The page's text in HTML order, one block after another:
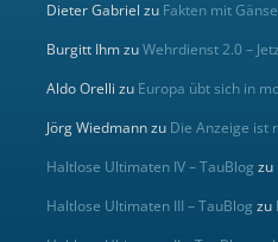
Dieter Gabriel zu Fakten mit
Burgitt IhmzuWehrdienst 2.0 –
Aldo Orelli zu Europa übt sich in
Jörg Wiedmannzu Die Anzeige ist
Haltlose Ultimaten IV – TauBlog zu
Haltlose Ultimaten III – TauBlog zu